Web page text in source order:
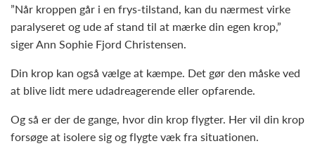
”Når kroppen går i en frys-tilstand, kan du nærmest virke
paralyseret og ude af stand til at mærke din egen krop,”
siger Ann Sophie Fjord Christensen.
Din krop kan også vælge at kæmpe. Det gør den måske ved
at blive lidt mere udadreagerende eller opfarende.
Og så er der de gange, hvor din krop flygter. Her vil din krop
forsøge at isolere sig og flygte væk fra situationen.